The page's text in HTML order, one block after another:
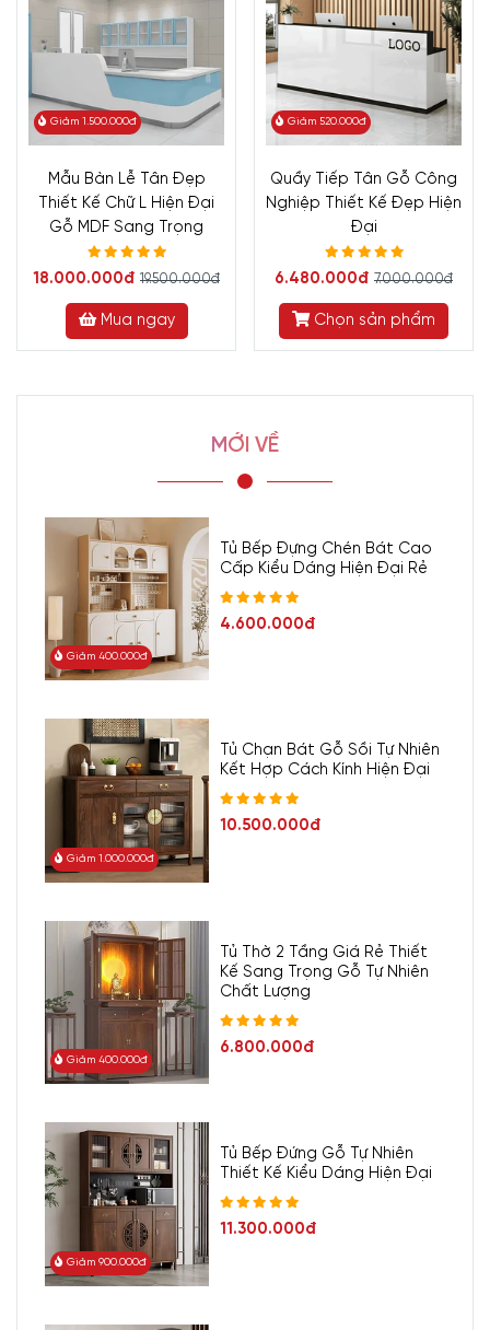
Giảm 1.500.000đ
Mẫu Bàn Lễ Tân Đẹp
Thiết Kế Chữ L Hiện Đại
Gỗ MDF Sang Trọng
18.000.000đ 19.500.000đ
Mua ngay
Giảm 520.000đ
Quầy Tiếp Tân Gỗ Công
Nghiệp Thiết Kế Đẹp Hiện
Đại
6.480.000đ 7.000.000đ
Chọn sản phẩm
MỚI VỀ
Giảm 400.000đ
Tủ Bếp Đựng Chén Bát Cao
Cấp Kiểu Dáng Hiện Đại Rẻ
4.600.000đ
Giảm 1.000.000đ
Tủ Chạn Bát Gỗ Sồi Tự Nhiên
Kết Hợp Cách Kính Hiện Đại
10.500.000đ
Giảm 400.000đ
Tủ Thờ 2 Tầng Giá Rẻ Thiết
Kế Sang Trọng Gỗ Tự Nhiên
Chất Lượng
6.800.000đ
Giảm 900.000đ
Tủ Bếp Đứng Gỗ Tự Nhiên
Thiết Kế Kiểu Dáng Hiện Đại
11.300.000đ